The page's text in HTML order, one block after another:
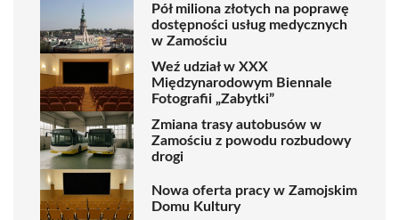
Pół miliona złotych na poprawę
dostępności usług medycznych
w Zamościu
Weź udział w XXX
Międzynarodowym Biennale
Fotografii „Zabytki”
Zmiana trasy autobusów w
Zamościu z powodu rozbudowy
drogi
Nowa oferta pracy w Zamojskim
Domu Kultury